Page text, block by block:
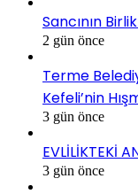
Sancının
2 gün önce
Terme
Kefeli’nin
3 gün önce
EVLİLİKTEKİ
3 gün önce